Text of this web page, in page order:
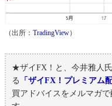
（出所： TradingView）
★ザイFX！と、今井雅人
る
「ザイFX！プレミアム
買アドバイスをメルマガで